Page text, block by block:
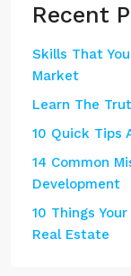
Recent
Skills That
Market
Learn The
10 Quick Tips
14 Common
Development
10 Things
Real Estate